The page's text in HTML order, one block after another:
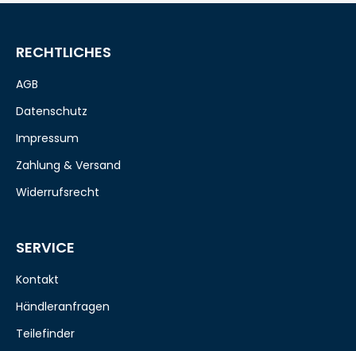
RECHTLICHES
AGB
Datenschutz
Impressum
Zahlung & Versand
Widerrufsrecht
SERVICE
Kontakt
Händleranfragen
Teilefinder